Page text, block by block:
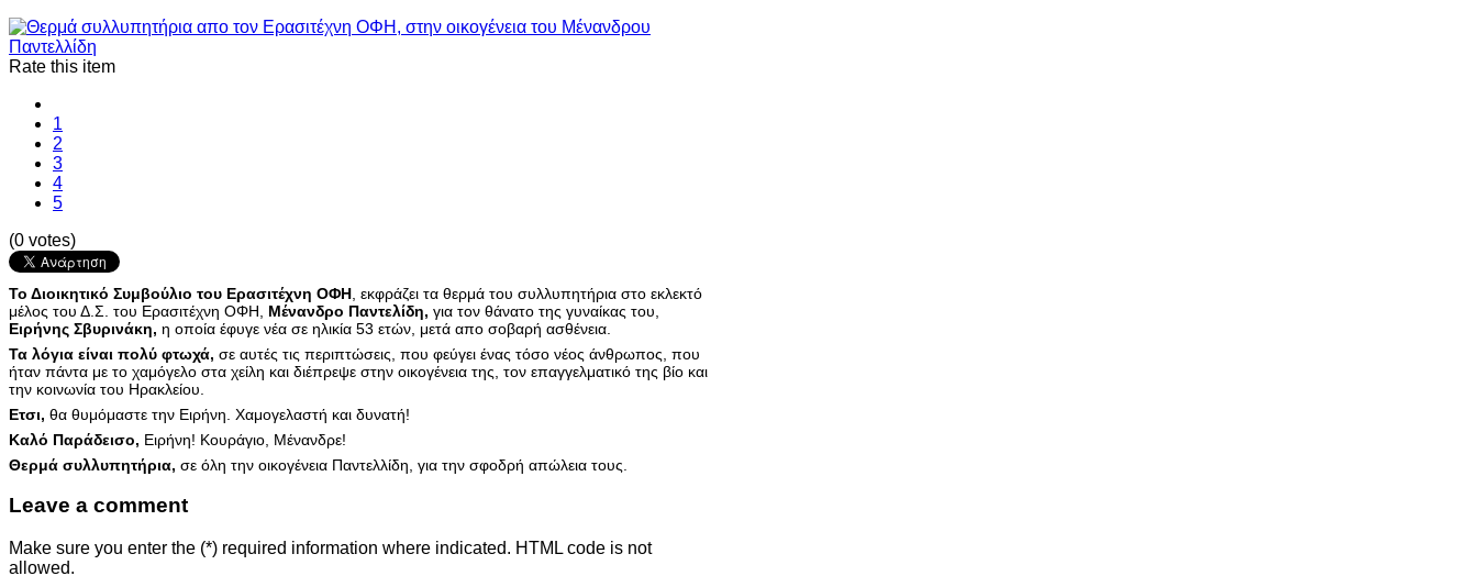
Rate this item
1
2
3
4
5
(0 votes)
Το Διοικητικό Συμβούλιο του Ερασιτέχνη ΟΦΗ , εκφράζει τα θερμά του συλλυπητήρια στο εκλεκτό
μέλος του Δ.Σ. του Ερασιτέχνη ΟΦΗ, Μένανδρο Παντελίδη, για τον θάνατο της γυναίκας του,
Ειρήνης Σβυρινάκη, η οποία έφυγε νέα σε ηλικία 53 ετών, μετά απο σοβαρή ασθένεια.
Τα λόγια είναι πολύ φτωχά, σε αυτές τις περιπτώσεις, που φεύγει ένας τόσο νέος άνθρωπος, που
ήταν πάντα με το χαμόγελο στα χείλη και διέπρεψε στην οικογένεια της, τον επαγγελματικό της βίο και
την κοινωνία του Ηρακλείου.
Ετσι, θα θυμόμαστε την Ειρήνη. Χαμογελαστή και δυνατή!
Καλό Παράδεισο, Ειρήνη! Κουράγιο, Μένανδρε!
Θερμά συλλυπητήρια, σε όλη την οικογένεια Παντελλίδη, για την σφοδρή απώλεια τους.
Leave a comment
Make sure you enter the (*) required information where indicated. HTML code is not
allowed.